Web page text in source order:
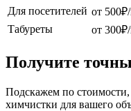
Для посетителей от
Табуреты
от
Получите
Подскажем по
химчистки для вашего